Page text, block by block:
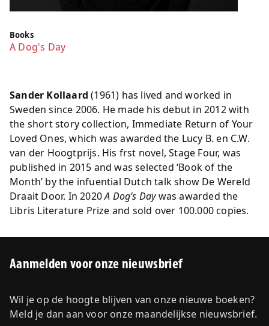
Books
A Dog's Day
Sander Kollaard (1961) has lived and worked in
Sweden since 2006. He made his debut in 2012 with
the short story collection, Immediate Return of Your
Loved Ones, which was awarded the Lucy B. en C.W.
van der Hoogtprijs. His frst novel, Stage Four, was
published in 2015 and was selected ‘Book of the
Month’ by the infuential Dutch talk show De Wereld
Draait Door. In 2020A Dog’s Daywas awarded the
Libris Literature Prize and sold over 100.000 copies.
Aanmelden voor onze nieuwsbrief
Wil je op de hoogte blijven van onze nieuwe boeken?
Meld je dan aan voor onze maandelijkse nieuwsbrief.